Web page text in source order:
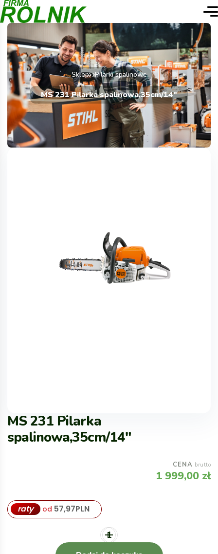
Sklep Pilarki spalinowe
MS 231 Pilarka spalinowa,35cm/14″
MS 231 Pilarka
spalinowa,35cm/14″
CENA brutto
1 999,00 zł
raty od 57,97PLN